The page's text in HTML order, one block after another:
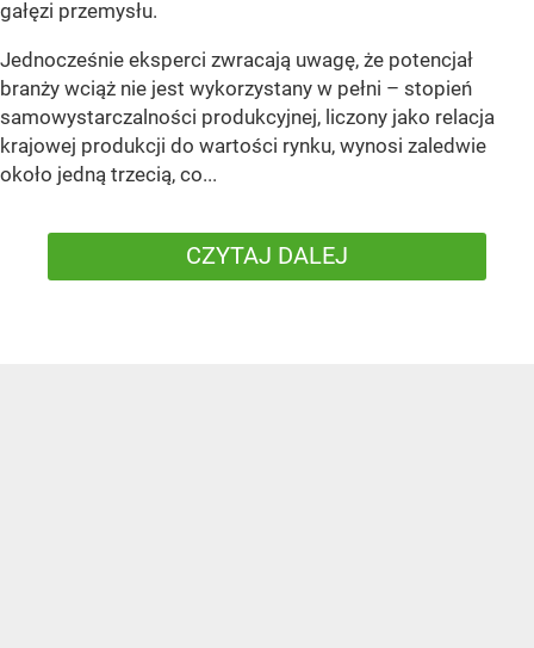
gałęzi przemysłu.
Jednocześnie eksperci zwracają uwagę, że potencjał
branży wciąż nie jest wykorzystany w pełni – stopień
samowystarczalności produkcyjnej, liczony jako relacja
krajowej produkcji do wartości rynku, wynosi zaledwie
około jedną trzecią, co...
CZYTAJ DALEJ